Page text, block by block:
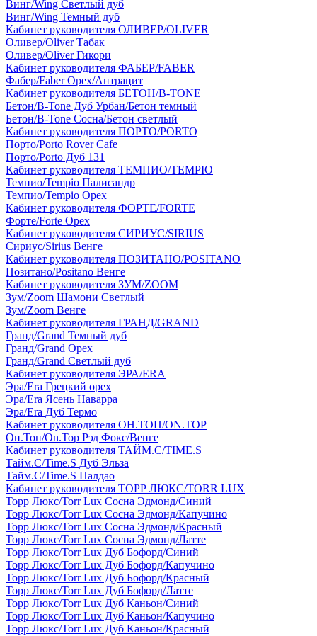
Винг/Wing Светлый дуб
Винг/Wing Темный дуб
Кабинет руководителя ОЛИВЕР/OLIVER
Оливер/Oliver Табак
Оливер/Oliver Гикори
Кабинет руководителя ФАБЕР/FABER
Фабер/Faber Орех/Антрацит
Кабинет руководителя БЕТОН/B-TONE
Бетон/B-Tone Дуб Урбан/Бетон темный
Бетон/B-Tone Сосна/Бетон светлый
Кабинет руководителя ПОРТО/PORTO
Порто/Porto Rover Cafe
Порто/Porto Дуб 131
Кабинет руководителя ТЕМПИО/TEMPIO
Темпио/Tempio Палисандр
Темпио/Tempio Орех
Кабинет руководителя ФОРТЕ/FORTE
Форте/Forte Орех
Кабинет руководителя СИРИУС/SIRIUS
Сириус/Sirius Венге
Кабинет руководителя ПОЗИТАНО/POSITANO
Позитано/Positano Венге
Кабинет руководителя ЗУМ/ZOOM
Зум/Zoom Шамони Светлый
Зум/Zoom Венге
Кабинет руководителя ГРАНД/GRAND
Гранд/Grand Темный дуб
Гранд/Grand Орех
Гранд/Grand Светлый дуб
Кабинет руководителя ЭРА/ERA
Эра/Era Грецкий орех
Эра/Era Ясень Наварра
Эра/Era Дуб Термо
Кабинет руководителя ОН.ТОП/ON.TOP
Он.Топ/On.Top Рэд Фокс/Венге
Кабинет руководителя ТАЙМ.С/TIME.S
Тайм.С/Time.S Дуб Эльза
Тайм.С/Time.S Палдао
Кабинет руководителя ТОРР ЛЮКС/TORR LUX
Торр Люкс/Torr Lux Сосна Эдмонд/Синий
Торр Люкс/Torr Lux Сосна Эдмонд/Капучино
Торр Люкс/Torr Lux Сосна Эдмонд/Красный
Торр Люкс/Torr Lux Сосна Эдмонд/Латте
Торр Люкс/Torr Lux Дуб Бофорд/Синий
Торр Люкс/Torr Lux Дуб Бофорд/Капучино
Торр Люкс/Torr Lux Дуб Бофорд/Красный
Торр Люкс/Torr Lux Дуб Бофорд/Латте
Торр Люкс/Torr Lux Дуб Каньон/Синий
Торр Люкс/Torr Lux Дуб Каньон/Капучино
Торр Люкс/Torr Lux Дуб Каньон/Красный